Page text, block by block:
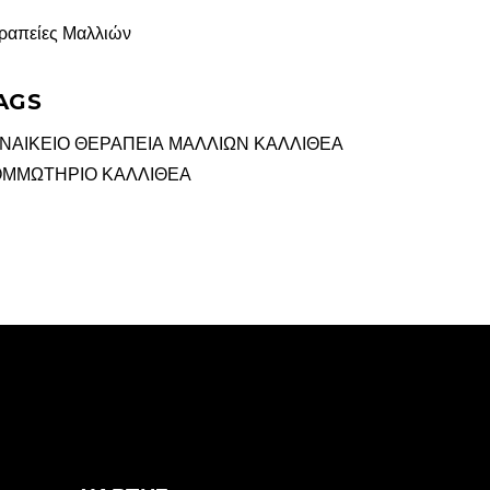
Μαλλιών
ΘΕΡΑΠΕΙΑ ΜΑΛΛΙΩΝ ΚΑΛΛΙΘΕΑ
ΚΑΛΛΙΘΕΑ